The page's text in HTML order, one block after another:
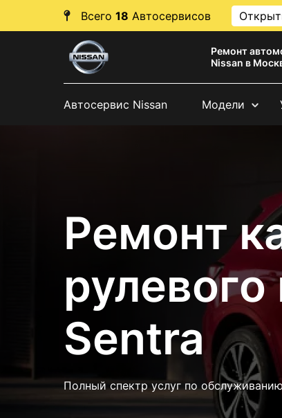
Всего 18 Автосервисов
Ремонт
Nissan в
Автосервис Nissan Модели
Ремонт
Sentra
Полный спектр услуг по